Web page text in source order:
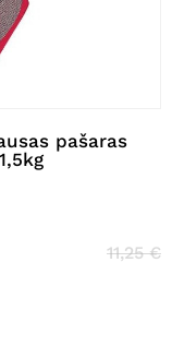
pašaras
11,25€